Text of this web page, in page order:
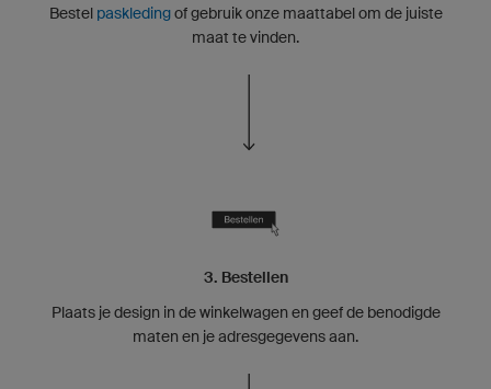
Bestel paskledingof gebruik onze maattabel om de juiste
maat te vinden.
3. Bestellen
Plaats je design in de winkelwagen en geef de benodigde
maten en je adresgegevens aan.